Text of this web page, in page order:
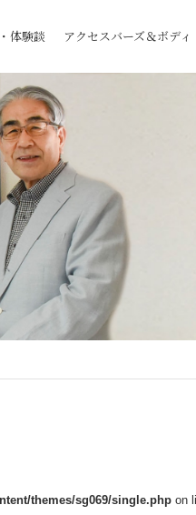
体験談 アクセスバーズ＆ボディ
themes/sg069/single.php on